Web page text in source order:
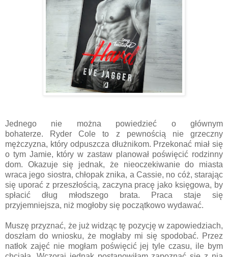
Jednego nie można powiedzieć o głównym
bohaterze.
Ryder Cole to z pewnością nie grzeczny
mężczyzna, który odpuszcza dłużnikom. Przekonać miał się
o tym Jamie, który w zastaw planował poświęcić rodzinny
dom. Okazuje się jednak, że nieoczekiwanie do miasta
wraca jego siostra, chłopak znika, a Cassie, no cóż, starając
się uporać z przeszłością, zaczyna pracę jako księgowa, by
spłacić dług młodszego brata. Praca staje się
przyjemniejsza, niż mogłoby się początkowo wydawać.
Muszę przyznać, że już widząc tę pozycję w zapowiedziach,
doszłam do wniosku, że mogłaby mi się spodobać. Przez
natłok zajęć nie mogłam poświęcić jej tyle czasu, ile bym